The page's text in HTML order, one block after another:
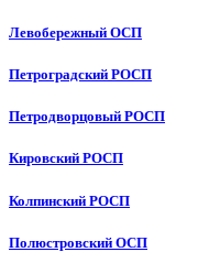
Левобережный ОСП
Петроградский РОСП
Петродворцовый РОСП
Кировский РОСП
Колпинский РОСП
Полюстровский ОСП